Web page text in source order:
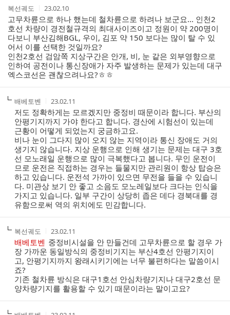
작
성
자
복선궤도
작
성
시
간
23.02.10
고무차륜으로 하나 했는데 철차륜으로 하려나 보군요... 인천2
호선 차량이 경전철규격의 최대사이즈이고 정원이 약 200명이
다보니 부산김해BGL, 우이, 김포 약 150 보다는 많이 탈 수 있
어서 이를 선택한 것일까요?
인천2호선 검암쪽 지상구간은 안개, 비, 눈 같은 외부영향으로
인하여 공전이나 통신장애가 자주 발생하는 문제가 있는데 대구
엑스코선은 괜찮으려나요?ㅎㅎ
작
성
자
배베토벤
작
성
시
간
23.02.11
저도 정확하게는 모르겠지만 중정비 때문이라 합니다. 부산의
안평기지까지 가야 한다고 합니다. 경산에 시험선이 있는데
근황이 어떻게 되었는지 궁금하고요.
비나 눈이 그다지 많이 오지 않는 지역이라 통신 장애도 거의
생기지 않습니다. 지상 운행으로 인해 생기는 문제는 대구 3호
선 모노래일 운행으로 많이 극복했다고 봅니다. 무인 운전이
므로 운전은 직접하는 경우는 들물지만 관리원이 항상 탑승은
하고 있습니다. 운전석 가까이 있으면 무전을 들을 수 있습니
다. 미관상 보기 안 좋고 소음도 모노레일보다 크다는 인식을
가지고 있습니다. 일부 구간이 상당히 좁은 데다 경북대를 경
유함으로써 역의 위치에도 민감합니다.
작
성
자
복선궤도
작
성
시
간
23.02.11
배베토벤 중정비시설을 안 만들건데 고무차륜으로 할 경우 가
장 가까운 동일방식의 중정비기지는 부산4호선 안평기지이
고, 안평기지까지 왕래시키기에는 너무 불편하다는 말씀이시
죠?
기존 철차륜 방식은 대구1호선 안심차량기지나 대구2호선 문
양차량기지를 활용할 수 있기 때문이라는 말이고요?